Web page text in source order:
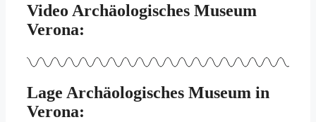
Video Archäologisches Museum
Verona:
Lage Archäologisches Museum in
Verona: